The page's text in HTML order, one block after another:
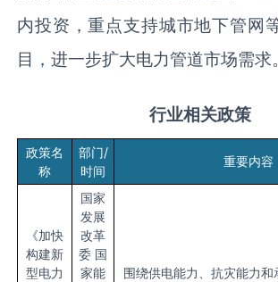
内投资，重点支持城市地下管网
目，进一步扩大电力管道市场需求。
行业相关政策
政策名
称
部门/
时间
重要内容
《加快
构建新
型电力
国家
发展
改革
委 国
家能
围绕供电能力、抗灾能力